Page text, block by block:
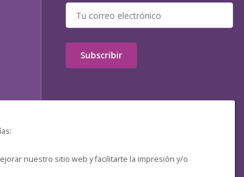
nuestro sitio web y facilitarte la impresión y/o
Subscribir